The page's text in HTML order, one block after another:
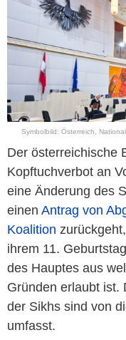
Symbolbild: Österreich,
Der österreichische
Kopftuchverbot an
eine Änderung des
einen Antrag von
Koalition
ihrem 11.
des Hauptes aus
Gründen erlaubt ist.
der Sikhs sind von
umfasst.